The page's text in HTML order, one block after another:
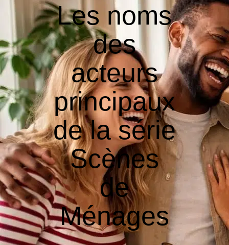
Les noms
des
acteurs
principaux
de la série
Scènes
de
Ménages